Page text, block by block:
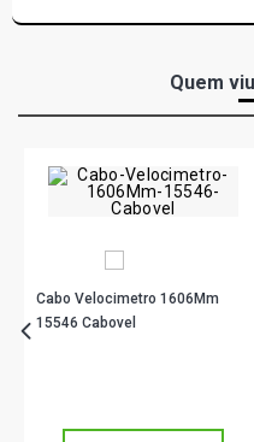
Quem
Cabo Velocimetro 1606Mm
15546 Cabovel